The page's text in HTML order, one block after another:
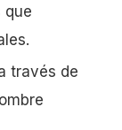
que
través de